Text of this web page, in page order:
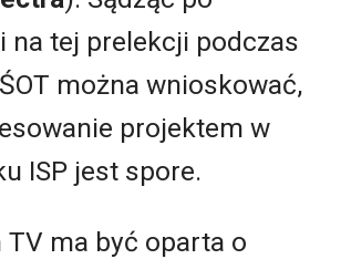
na tej prelekcji podczas
można wnioskować,
projektem w
ISP jest spore.
TV ma być oparta o